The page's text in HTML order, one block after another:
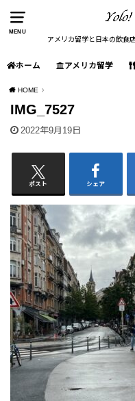
MENU
アメリカ留学と日本の飲食
ホーム アメリカ留学
HOME
IMG_7527
2022年9月19日
ポスト シェア